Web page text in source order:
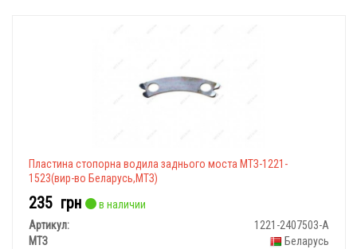
Пластина стопорна водила заднього моста МТЗ-1221-
1523(вир-во Беларусь,МТЗ)
235 грн
в наличии
Артикул:
1221-2407503-А
МТЗ
Беларусь